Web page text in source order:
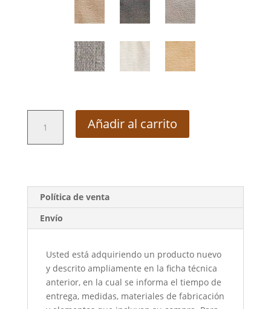
Gerona
(CMG1P)
Añadir al carrito
Política de venta
Envío
Usted está adquiriendo un producto nuevo
y descrito ampliamente en la ficha técnica
anterior, en la cual se informa el tiempo de
entrega, medidas, materiales de fabricación